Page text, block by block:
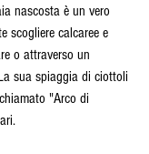
nascosta è un vero
scogliere calcaree e
o attraverso un
sua spiaggia di ciottoli
"Arco di